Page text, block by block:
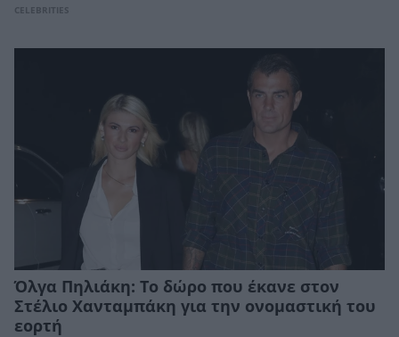
CELEBRITIES
Όλγα Πηλιάκη: To δώρο που έκανε στον
Στέλιο Χανταμπάκη για την ονομαστική του
εορτή